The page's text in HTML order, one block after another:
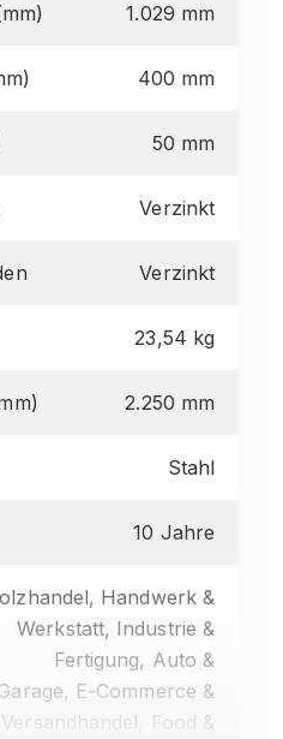
1.029 mm
400 mm
50 mm
Verzinkt
Verzinkt
23,54 kg
2.250 mm
Stahl
10 Jahre
Handwerk &
Werkstatt, Industrie &
Fertigung, Auto &
E-Commerce &
Versandhandel, Food &